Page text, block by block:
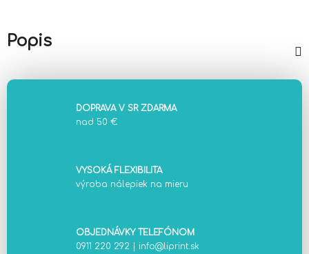
Popis
DOPRAVA V SR ZDARMA
nad 50 €
VYSOKÁ FLEXIBILITA
výroba nálepiek na mieru
OBJEDNÁVKY TELEFÓNOM
0911 220 292
info@liprint.sk